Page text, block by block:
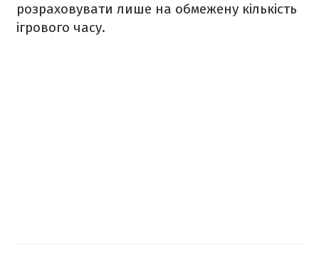
розраховувати лише на обмежену кількість
ігрового часу.